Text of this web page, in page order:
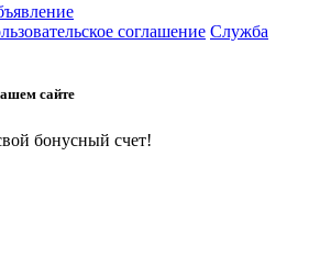
соглашение Служба
сайте
бонусный счет!